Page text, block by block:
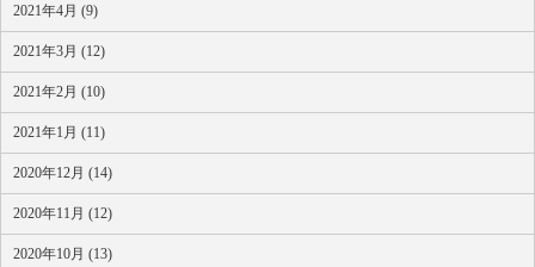
2021年4月 (9)
2021年3月 (12)
2021年2月 (10)
2021年1月 (11)
2020年12月 (14)
2020年11月 (12)
2020年10月 (13)